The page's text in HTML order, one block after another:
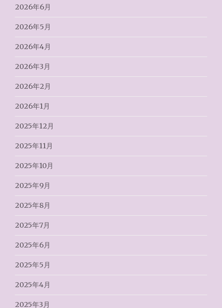
2026年6月
2026年5月
2026年4月
2026年3月
2026年2月
2026年1月
2025年12月
2025年11月
2025年10月
2025年9月
2025年8月
2025年7月
2025年6月
2025年5月
2025年4月
2025年3月